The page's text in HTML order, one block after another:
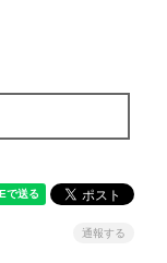
通報する